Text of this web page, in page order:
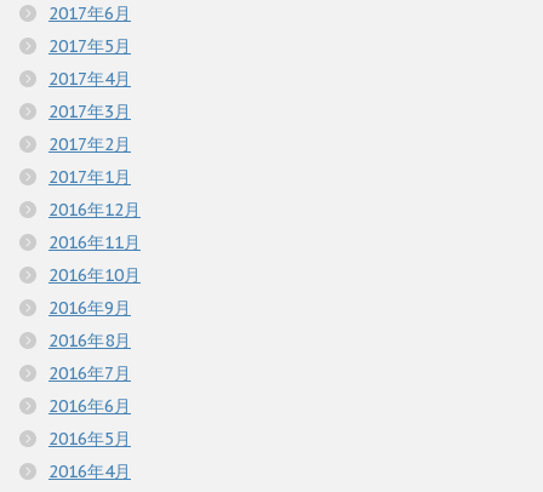
2017年6月
2017年5月
2017年4月
2017年3月
2017年2月
2017年1月
2016年12月
2016年11月
2016年10月
2016年9月
2016年8月
2016年7月
2016年6月
2016年5月
2016年4月